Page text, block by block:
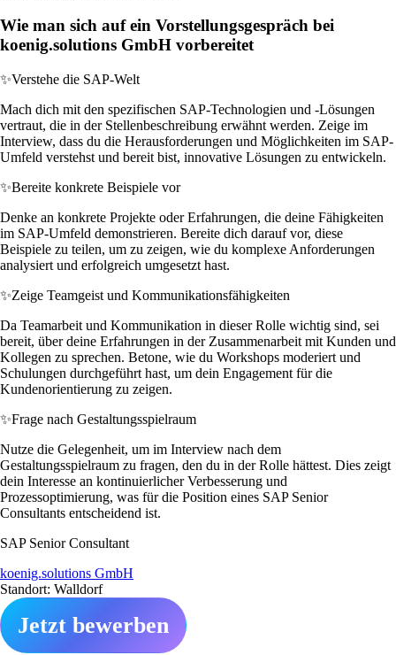
Wie man sich auf ein Vorstellungsgespräch bei
koenig.solutions GmbH vorbereitet
✨Verstehe die SAP-Welt
Mach dich mit den spezifischen SAP-Technologien und -Lösungen
vertraut, die in der Stellenbeschreibung erwähnt werden. Zeige im
Interview, dass du die Herausforderungen und Möglichkeiten im SAP-
Umfeld verstehst und bereit bist, innovative Lösungen zu entwickeln.
✨Bereite konkrete Beispiele vor
Denke an konkrete Projekte oder Erfahrungen, die deine Fähigkeiten
im SAP-Umfeld demonstrieren. Bereite dich darauf vor, diese
Beispiele zu teilen, um zu zeigen, wie du komplexe Anforderungen
analysiert und erfolgreich umgesetzt hast.
✨Zeige Teamgeist und Kommunikationsfähigkeiten
Da Teamarbeit und Kommunikation in dieser Rolle wichtig sind, sei
bereit, über deine Erfahrungen in der Zusammenarbeit mit Kunden und
Kollegen zu sprechen. Betone, wie du Workshops moderiert und
Schulungen durchgeführt hast, um dein Engagement für die
Kundenorientierung zu zeigen.
✨Frage nach Gestaltungsspielraum
Nutze die Gelegenheit, um im Interview nach dem
Gestaltungsspielraum zu fragen, den du in der Rolle hättest. Dies zeigt
dein Interesse an kontinuierlicher Verbesserung und
Prozessoptimierung, was für die Position eines SAP Senior
Consultants entscheidend ist.
SAP Senior Consultant
koenig.solutions GmbH
Standort: Walldorf
Jetzt bewerben